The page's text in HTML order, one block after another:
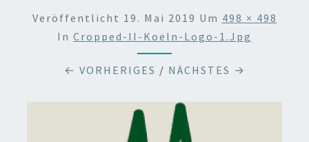
Veröffentlicht 19. Mai 2019 Um 498 × 498
In Cropped-II-Koeln-Logo-1.jpg
← VORHERIGES / NÄCHSTES →